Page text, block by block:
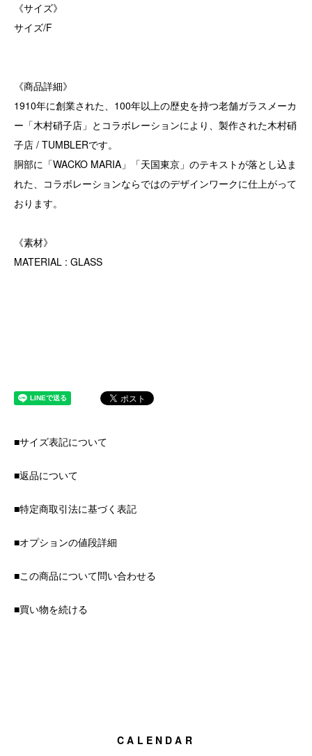
《サイズ》
サイズ/F
《商品詳細》
1910年に創業された、100年以上の歴史を持つ老舗ガラスメーカ
ー「木村硝子店」とコラボレーションにより、製作された木村硝
子店 / TUMBLERです。
胴部に「WACKO MARIA」「天国東京」のテキストが落とし込ま
れた、コラボレーションならではのデザインワークに仕上がって
おります。
《素材》
MATERIAL : GLASS
■サイズ表記について
■返品について
■特定商取引法に基づく表記
■オプションの値段詳細
■この商品について問い合わせる
■買い物を続ける
CALENDAR